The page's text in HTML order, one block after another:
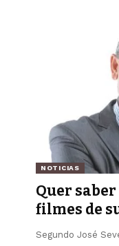
NOTICIAS
Quer
filmes de
Segundo José